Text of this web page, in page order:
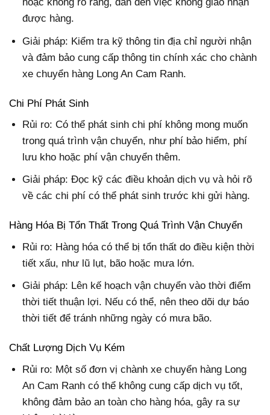
hoặc không rõ ràng, dẫn đến việc không giao nhận
được hàng.
Giải pháp: Kiểm tra kỹ thông tin địa chỉ người nhận
và đảm bảo cung cấp thông tin chính xác cho chành
xe chuyển hàng Long An Cam Ranh.
Chi Phí Phát Sinh
Rủi ro: Có thể phát sinh chi phí không mong muốn
trong quá trình vận chuyển, như phí bảo hiểm, phí
lưu kho hoặc phí vận chuyển thêm.
Giải pháp: Đọc kỹ các điều khoản dịch vụ và hỏi rõ
về các chi phí có thể phát sinh trước khi gửi hàng.
Hàng Hóa Bị Tổn Thất Trong Quá Trình Vận Chuyển
Rủi ro: Hàng hóa có thể bị tổn thất do điều kiện thời
tiết xấu, như lũ lụt, bão hoặc mưa lớn.
Giải pháp: Lên kế hoạch vận chuyển vào thời điểm
thời tiết thuận lợi. Nếu có thể, nên theo dõi dự báo
thời tiết để tránh những ngày có mưa bão.
Chất Lượng Dịch Vụ Kém
Rủi ro: Một số đơn vị chành xe chuyển hàng Long
An Cam Ranh có thể không cung cấp dịch vụ tốt,
không đảm bảo an toàn cho hàng hóa, gây ra sự